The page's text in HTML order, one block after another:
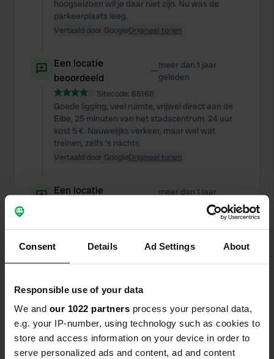
Consent Details Ad Settings About
Responsible use of your data
We and our 1022 partners process your personal data,
e.g. your IP-number, using technology such as cookies to
store and access information on your device in order to
serve personalized ads and content, ad and content
hoogseizoen wil je daar niet zijn. Nu was de
parkeerplaats leeg.
Vertaald door GoogleOrigineel tonen
Een locatie
beoordeeld
—meer dan 1 jaar
geleden
Sitecode: 65168
Goede ligging, veel ruimte, vrijwel direct aan de
Elbe, 25 minuten van het stadscentrum. 24 uur
kost 5 €. Nauwelijks verkeer, maar wel wat
treinen, zelfs 's nachts
Vertaald door GoogleOrigineel tonen
Een locatie
—meer dan 1 jaar
personeel. Maar na zoveel jaren zou de
Vertaald door GoogleOrigineel tonen
Een locatie
beoordeeld
—meer dan 1 jaar
geleden
Sitecode:53573